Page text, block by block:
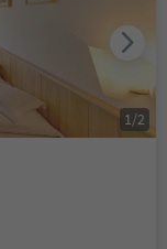
1 /2